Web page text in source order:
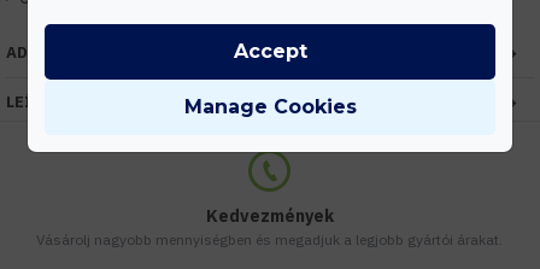
ADATOK
LEÍRÁS
Kedvezmények
Vásárolj nagyobb mennyiségben és megadjuk a legjobb gyártói árakat.
Manage Cookies
Accept